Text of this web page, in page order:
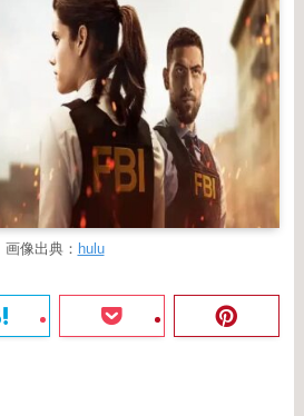
画像出典： hulu